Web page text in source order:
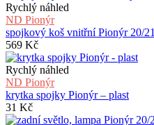
Rychlý náhled
ND Pionýr
spojkový koš vnitřní Pionýr 20/21
569 Kč
Rychlý náhled
ND Pionýr
krytka spojky Pionýr – plast
31 Kč